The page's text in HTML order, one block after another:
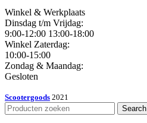
Winkel & Werkplaats
Dinsdag t/m Vrijdag:
9:00-12:00 13:00-18:00
Winkel Zaterdag:
10:00-15:00
Zondag & Maandag:
Gesloten
Scootergoods 2021
Search